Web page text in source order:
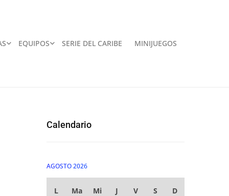
EQUIPOS SERIE DEL CARIBE MINIJUEGOS
Calendario
AGOSTO 2026
L Ma Mi J V S D